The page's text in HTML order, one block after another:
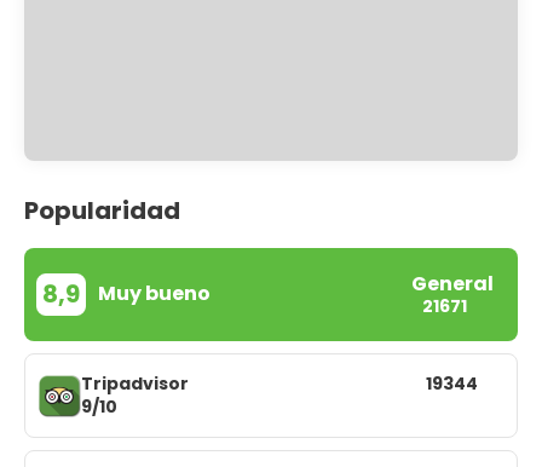
Popularidad
8,9 Muy bueno General
21671
Tripadvisor
9/10
19344